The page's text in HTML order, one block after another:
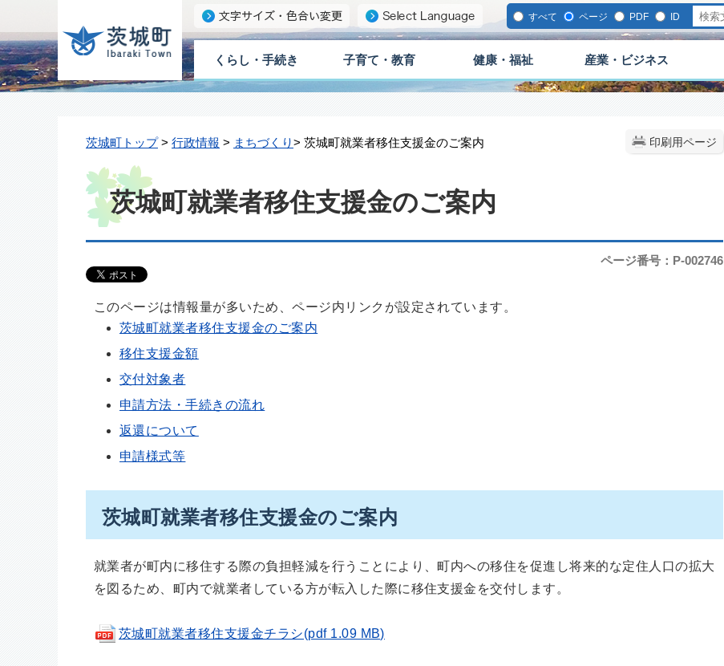
すべて ページ PDF ID
くらし・手続き 子育て・教育 健康・福祉 産業・ビジネス
印刷用ページ
茨城町トップ> 行政情報 > まちづくり> 茨城町就業者移住支援金のご案内
茨城町就業者移住支援金のご案内
ページ番号：P-002746
このページは情報量が多いため、ページ内リンクが設定されています。
茨城町就業者移住支援金のご案内
移住支援金額
交付対象者
申請方法・手続きの流れ
返還について
申請様式等
茨城町就業者移住支援金のご案内
就業者が町内に移住する際の負担軽減を行うことにより、町内への移住を促進し将来的な定住人口の拡大
を図るため、町内で就業者している方が転入した際に移住支援金を交付します。
茨城町就業者移住支援金チラシ(pdf 1.09 MB)